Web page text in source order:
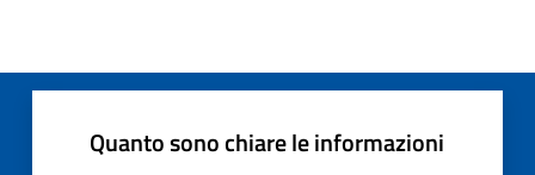
Quanto sono chiare le informazioni